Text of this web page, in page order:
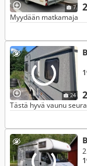
7
Myydään matkamaja
24
Tästä hyvä vaunu